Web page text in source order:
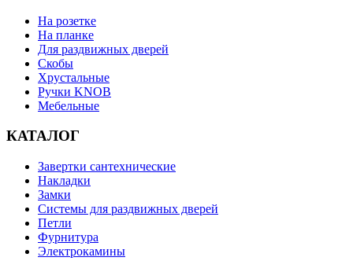
На розетке
На планке
Для раздвижных дверей
Скобы
Хрустальные
Ручки KNOB
Мебельные
КАТАЛОГ
Завертки сантехнические
Накладки
Замки
Системы для раздвижных дверей
Петли
Фурнитура
Электрокамины